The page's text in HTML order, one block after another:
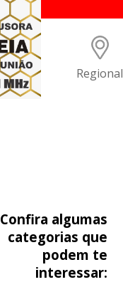
Regional
Confira algumas
categorias que
podem te
interessar: